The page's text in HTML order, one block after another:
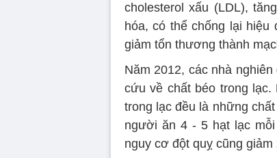
cholesterol xấu (LDL),
hóa, có thể chống lại
giảm tổn thương thành
Năm 2012, các nhà
cứu về chất béo trong
trong lạc đều là những
người ăn 4 - 5 hạt lạc
nguy cơ đột quỵ cũng giảm